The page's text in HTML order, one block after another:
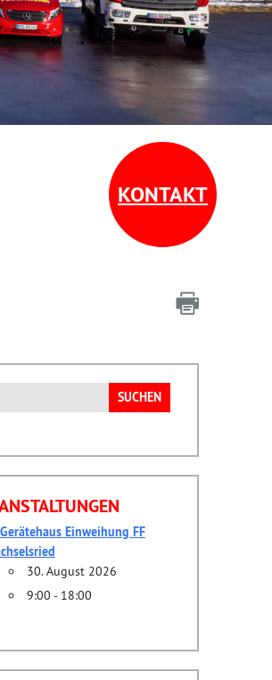
KONTAKT
Gerätehaus Einweihung FF
30. August 2026
9:00 - 18:00